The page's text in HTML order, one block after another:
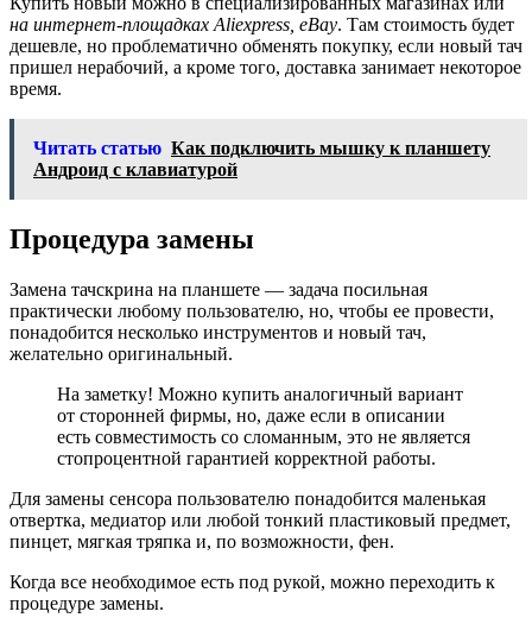
на интернет-площадках Aliexpress, eBay. Там стоимость будет
дешевле, но проблематично обменять покупку, если новый тач
пришел нерабочий, а кроме того, доставка занимает некоторое
время.
Читать статью Как подключить мышку к планшету
Андроид с клавиатурой
Процедура замены
Замена тачскрина на планшете — задача посильная
практически любому пользователю, но, чтобы ее провести,
понадобится несколько инструментов и новый тач,
желательно оригинальный.
На заметку! Можно купить аналогичный вариант
от сторонней фирмы, но, даже если в описании
есть совместимость со сломанным, это не является
стопроцентной гарантией корректной работы.
Для замены сенсора пользователю понадобится маленькая
отвертка, медиатор или любой тонкий пластиковый предмет,
пинцет, мягкая тряпка и, по возможности, фен.
Когда все необходимое есть под рукой, можно переходить к
процедуре замены.